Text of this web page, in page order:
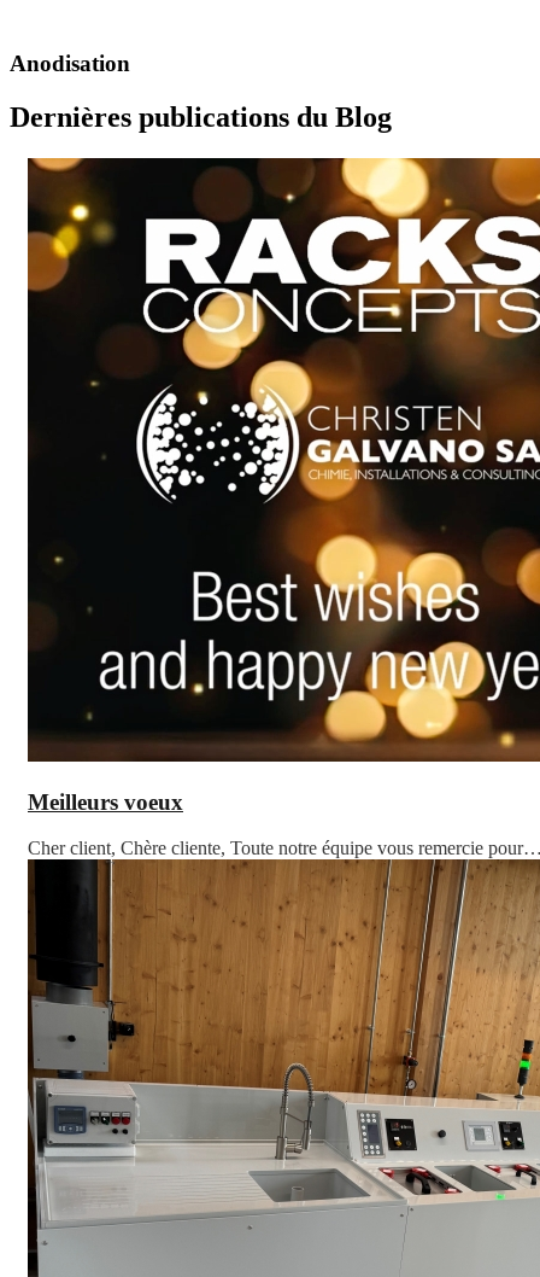
Anodisation
Dernières publications du Blog
Meilleurs voeux
Cher client, Chère cliente, Toute notre équipe vous remercie